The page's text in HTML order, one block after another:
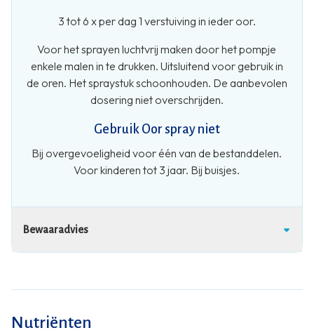
3 tot 6 x per dag 1 verstuiving in ieder oor.
Voor het sprayen luchtvrij maken door het pompje
enkele malen in te drukken. Uitsluitend voor gebruik in
de oren. Het spraystuk schoonhouden. De aanbevolen
dosering niet overschrijden.
Gebruik Oor spray niet
Bij overgevoeligheid voor één van de bestanddelen.
Voor kinderen tot 3 jaar. Bij buisjes.
Bewaaradvies
Nutriënten